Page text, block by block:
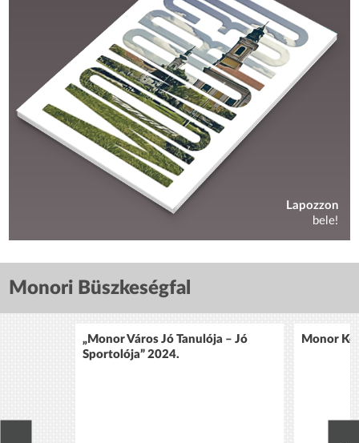
Lapozzon
bele!
Monori Büszkeségfal
„Monor Város Jó Tanulója – Jó
Sportolója” 2024.
Monor